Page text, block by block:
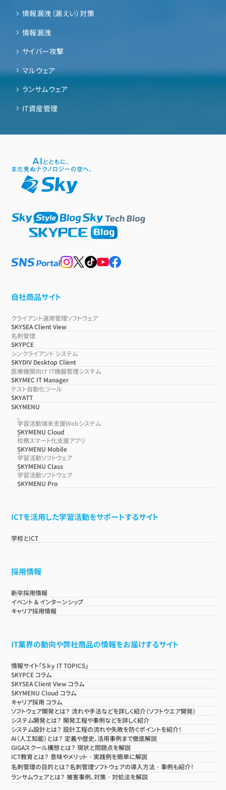
情報漏洩（漏えい）対策
情報漏洩
サイバー攻撃
マルウェア
ランサムウェア
IT資産管理
自社商品サイト
クライアント運用管理ソフトウェア
SKYSEA Client View
名刺管理
SKYPCE
シンクライアント システム
SKYDIV Desktop Client
医療機関向け IT機器管理システム
SKYMEC IT Manager
テスト自動化ツール
SKYATT
SKYMENU
学習活動端末支援Webシステム
SKYMENU Cloud
校務スマート化支援アプリ
SKYMENU Mobile
学習活動ソフトウェア
SKYMENU Class
学習活動ソフトウェア
SKYMENU Pro
ICTを活用した学習活動をサポートするサイト
学校とICT
採用情報
新卒採用情報
イベント & インターンシップ
キャリア採用情報
IT業界の動向や弊社商品の情報をお届けするサイト
情報サイト「Ｓｋｙ IT TOPICS」
SKYPCE コラム
SKYSEA Client View コラム
SKYMENU Cloud コラム
キャリア採用 コラム
ソフトウェア開発とは？ 流れや手法などを詳しく紹介（ソフトウエア開発）
システム開発とは？ 開発工程や事例などを詳しく紹介
システム設計とは？ 設計工程の流れや失敗を防ぐポイントを紹介！
AI（人工知能）とは？ 定義や歴史、活用事例まで徹底解説
GIGAスクール構想とは？ 現状と問題点を解説
ICT教育とは？ 意味やメリット・実践例を簡単に解説
名刺管理の目的とは？名刺管理ソフトウェアの導入方法・事例も紹介！
ランサムウェアとは？ 被害事例、対策・対処法を解説